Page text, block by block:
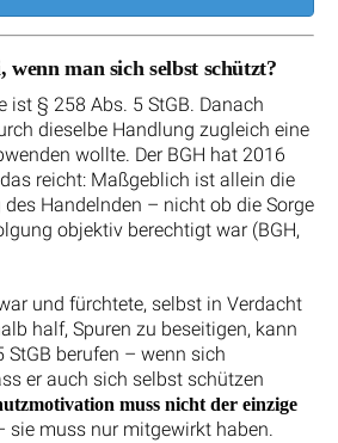
man sich selbst schützt?
ist § 258 Abs. 5 StGB. Danach
dieselbe Handlung zugleich eine
wollte. Der BGH hat 2016
reicht: Maßgeblich ist allein die
Handelnden – nicht ob die Sorge
objektiv berechtigt war (BGH,
und fürchtete, selbst in Verdacht
half, Spuren zu beseitigen, kann
berufen – wenn sich
er auch sich selbst schützen
muss nicht der einzige
sie muss nur mitgewirkt haben.